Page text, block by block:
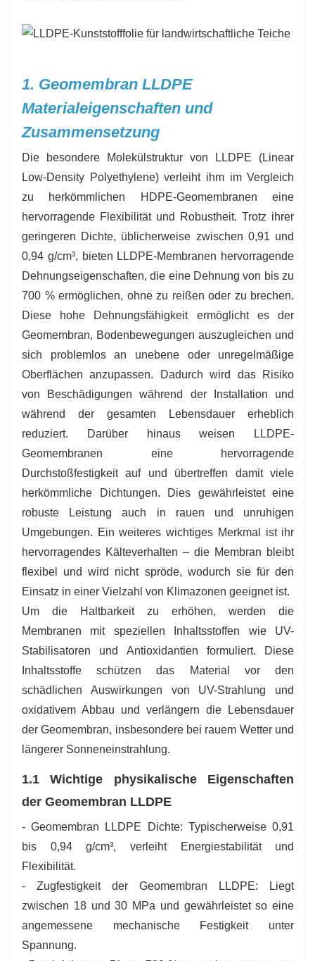
Flüssigkeitslecks wirksam verhindert und
1. Geomembran LLDPE
Materialeigenschaften und
Zusammensetzung
Die besondere Molekülstruktur von LLDPE (Linear
Low-Density Polyethylene) verleiht ihm im Vergleich
zu herkömmlichen HDPE-Geomembranen eine
hervorragende Flexibilität und Robustheit. Trotz ihrer
geringeren Dichte, üblicherweise zwischen 0,91 und
0,94 g/cm³, bieten LLDPE-Membranen hervorragende
Dehnungseigenschaften, die eine Dehnung von bis zu
700 % ermöglichen, ohne zu reißen oder zu brechen.
Diese hohe Dehnungsfähigkeit ermöglicht es der
Geomembran, Bodenbewegungen auszugleichen und
sich problemlos an unebene oder unregelmäßige
Oberflächen anzupassen. Dadurch wird das Risiko
von Beschädigungen während der Installation und
während der gesamten Lebensdauer erheblich
reduziert. Darüber hinaus weisen LLDPE-
Geomembranen eine hervorragende
Durchstoßfestigkeit auf und übertreffen damit viele
herkömmliche Dichtungen. Dies gewährleistet eine
robuste Leistung auch in rauen und unruhigen
Umgebungen. Ein weiteres wichtiges Merkmal ist ihr
hervorragendes Kälteverhalten – die Membran bleibt
flexibel und wird nicht spröde, wodurch sie für den
Einsatz in einer Vielzahl von Klimazonen geeignet ist.
Um die Haltbarkeit zu erhöhen, werden die
Membranen mit speziellen Inhaltsstoffen wie UV-
Stabilisatoren und Antioxidantien formuliert. Diese
Inhaltsstoffe schützen das Material vor den
schädlichen Auswirkungen von UV-Strahlung und
oxidativem Abbau und verlängern die Lebensdauer
der Geomembran, insbesondere bei rauem Wetter und
längerer Sonneneinstrahlung.
1.1 Wichtige physikalische Eigenschaften
der Geomembran LLDPE
- Geomembran LLDPE Dichte: Typischerweise 0,91
bis 0,94 g/cm³, verleiht Energiestabilität und
Flexibilität.
- Zugfestigkeit der Geomembran LLDPE: Liegt
zwischen 18 und 30 MPa und gewährleistet so eine
angemessene mechanische Festigkeit unter
Spannung.